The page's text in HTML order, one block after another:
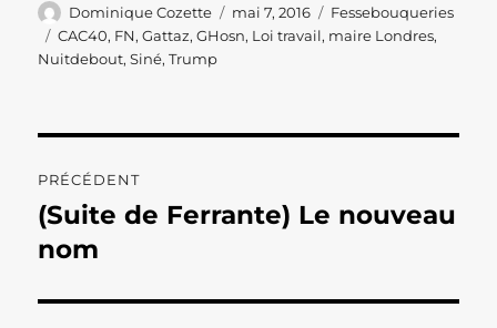
Auteur
Dominique Cozette
Publié
le
mai 7, 2016 Catégories
Fessebouqueries
Étiquettes
CAC40, FN,Gattaz,GHosn, Loi travail, maire Londres,
Nuitdebout,Siné,Trump
de
l’article
PRÉCÉDENT
Publication
précédente :
(Suite de Ferrante) Le nouveau
nom